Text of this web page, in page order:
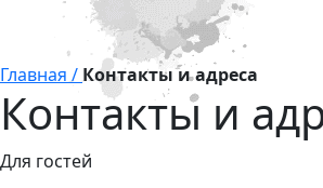
Главная / Контакты и адреса
Контакты и
Для гостей